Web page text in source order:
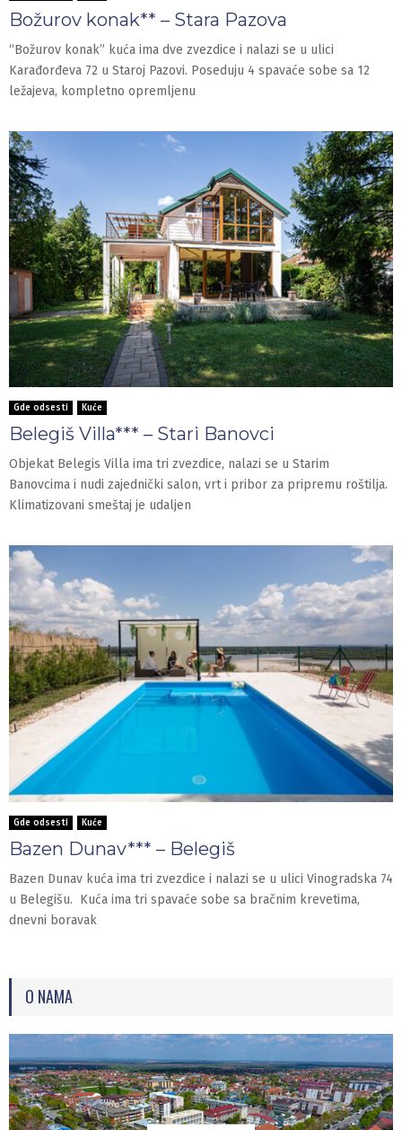
Božurov konak** – Stara Pazova
“Božurov konak” kuća ima dve zvezdice i nalazi se u ulici
Karađorđeva 72 u Staroj Pazovi. Poseduju 4 spavaće sobe sa 12
ležajeva, kompletno opremljenu
Gde odsesti Kuće
Belegiš Villa*** – Stari Banovci
Objekat Belegis Villa ima tri zvezdice, nalazi se u Starim
Banovcima i nudi zajednički salon, vrt i pribor za pripremu roštilja.
Klimatizovani smeštaj je udaljen
Gde odsesti Kuće
Bazen Dunav*** – Belegiš
Bazen Dunav kuća ima tri zvezdice i nalazi se u ulici Vinogradska 74
u Belegišu. Kuća ima tri spavaće sobe sa bračnim krevetima,
dnevni boravak
O NAMA